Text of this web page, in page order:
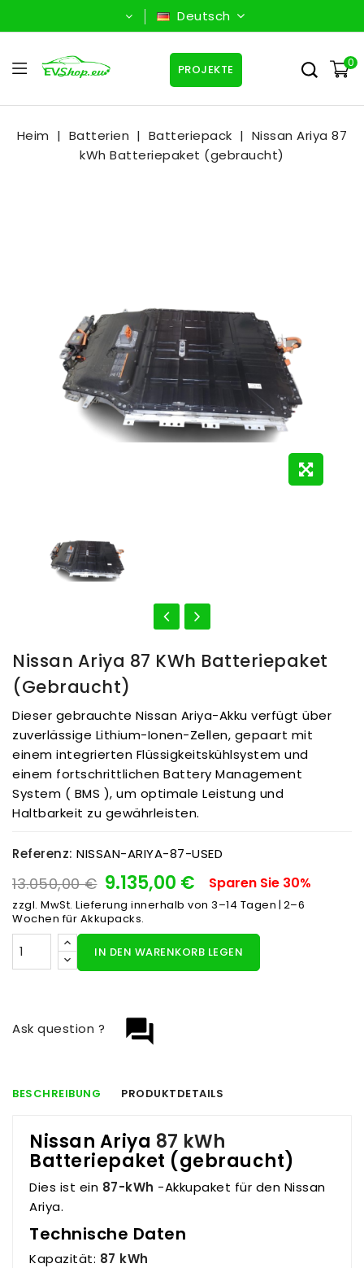
Deutsch
0
PROJEKTE
Heim Batterien Batteriepack
Nissan Ariya 87
kWh Batteriepaket (gebraucht)
Nissan Ariya 87 KWh Batteriepaket
(gebraucht)
Dieser gebrauchte Nissan Ariya-Akku verfügt über
zuverlässige Lithium-Ionen-Zellen, gepaart mit
einem integrierten Flüssigkeitskühlsystem und
einem fortschrittlichen Battery Management
System ( BMS ), um optimale Leistung und
Haltbarkeit zu gewährleisten.
Referenz: NISSAN-ARIYA-87-USED
13.050,00 € 9.135,00 € Sparen Sie 30%
zzgl. MwSt. Lieferung innerhalb von 3–14 Tagen | 2–6
Wochen für Akkupacks.
IN DEN WARENKORB LEGEN
question_answer
Ask question ?
BESCHREIBUNG PRODUKTDETAILS
Nissan Ariya 87 kWh
Batteriepaket (gebraucht)
Dies ist ein 87-kWh -Akkupaket für den Nissan
Ariya.
Technische Daten
Kapazität: 87 kWh